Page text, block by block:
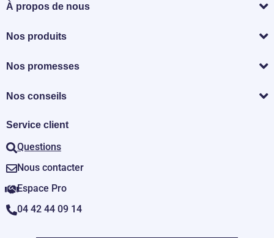
À propos de nous
Nos produits
Nos promesses
Nos conseils
Service client
Questions
Nous contacter
Espace Pro
04 42 44 09 14